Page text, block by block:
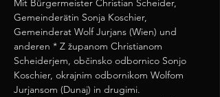
Mit Bürgermeister Christian Scheider,
Gemeinderätin Sonja Koschier,
Gemeinderat Wolf Jurjans (Wien) und
anderen * Z županom Christianom
Scheiderjem, občinsko odbornico Sonjo
Koschier, okrajnim odbornikom Wolfom
Jurjansom (Dunaj) in drugimi.